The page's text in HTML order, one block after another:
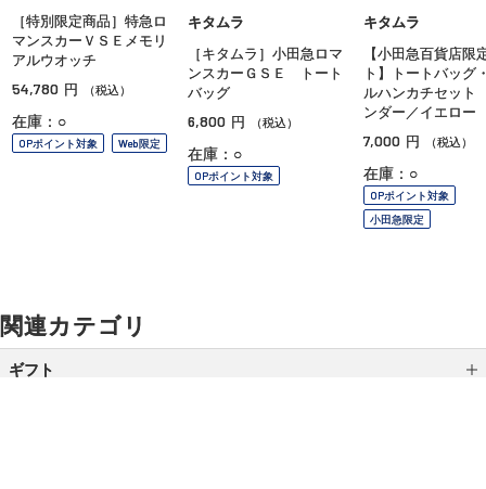
［特別限定商品］特急ロ
マンスカーＶＳＥメモリ
アルウオッチ
54,780 円 （税込）
在庫：○
OPポイント対象 Web限定
キタムラ
［キタムラ］小田急ロマ
ンスカーＧＳＥ トート
バッグ
6,800 円 （税込）
在庫：○
OPポイント対象
キタムラ
【小田急百貨店限
ト】トートバッグ
ルハンカチセッ
ンダー／イエロー
7,000 円 （税込）
在庫：○
OPポイント対象
小田急限定
関連カテゴリ
ギフト